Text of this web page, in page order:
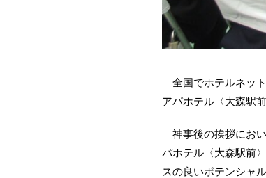
全国でホテルネット
アパホテル〈大森駅
神事後の挨拶にお
パホテル〈大森駅前
スの良いポテンシャ